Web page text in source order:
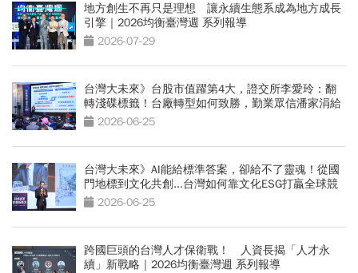
地方創生不再只是理想 讓永續生態系成為地方成長
引擎｜2026均衡臺灣週 系列報導
2026-07-29
台灣大未來》台股市值躍第4大，證交所李愛玲：翻
轉淺碟標籤！台廠轉型如何致勝，勤業眾信潘家涓給
3策略2026-06-25
台灣大未來》AI能給標準答案，卻給不了靈魂！從國
門地標到文化共創...台灣如何靠文化ESG打贏全球競
爭？2026-06-25
跨國巨頭的台灣人才保衛戰！ 人資長揭「人才永
續」新戰略｜2026均衡臺灣週 系列報導